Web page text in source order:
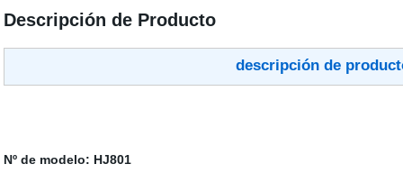
Descripción de Producto
descripción de
Nº de modelo: HJ801